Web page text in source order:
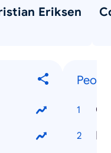
Eriksen